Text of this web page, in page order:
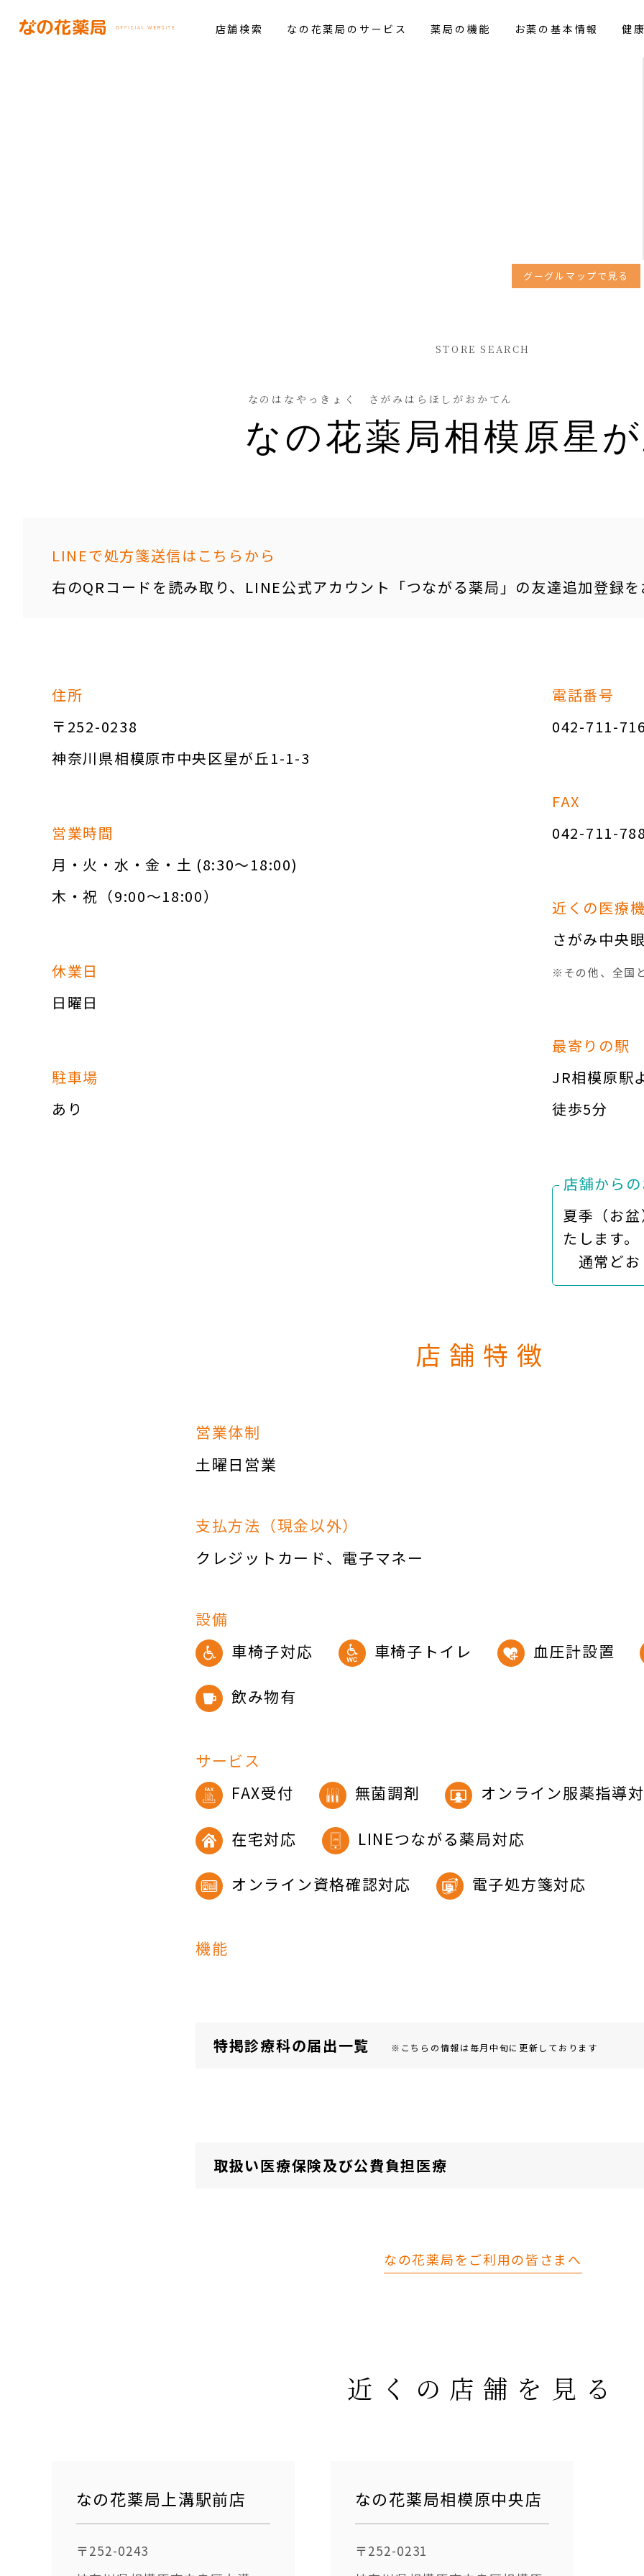
店舗検索 なの花薬局のサービス 薬局の機能 お薬の基本情報 健
STORE SEARCH
なのはなやっきょく さがみはらほしがおかてん
なの花薬局相模原星
グーグルマップで見る
LINEで処方箋送信はこちらから
右のQRコードを読み取り、LINE公式アカウント「つながる薬局」の友達追加登録を
住所
〒252-0238
神奈川県相模原市中央区星が丘1-1-3
営業時間
月・火・水・金・土 (8:30～18:00)
木・祝（9:00～18:00）
休業日
日曜日
駐車場
あり
電話番号
042-711-
FAX
042-711-
近くの医療
さがみ中央
※その他、全国
最寄りの駅
JR相模原駅
徒歩5分
店舗から
夏季（お
たします。
通常どお
店舗特徴
営業体制
土曜日営業
支払方法（現金以外）
クレジットカード
電子マネー
設備
車椅子対応
車椅子トイレ 血圧計設置
飲み物有
サービス
FAX受付
無菌調剤 オンライン服薬指導
在宅対応 LINEつながる薬局対応
オンライン資格確認対応 電子処方箋対応
機能
特掲診療科の届出⼀覧 ※こちらの情報は毎月中旬に更新しております
取扱い医療保険及び公費負担医療
なの花薬局をご利用の皆さまへ
近くの店舗を見る
なの花薬局上溝駅前店
〒252-0243
なの花薬局相模原中央店
〒252-0231